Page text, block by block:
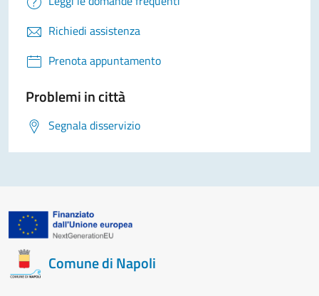
Richiedi assistenza
Prenota appuntamento
Problemi in città
Segnala disservizio
Comune di Napoli